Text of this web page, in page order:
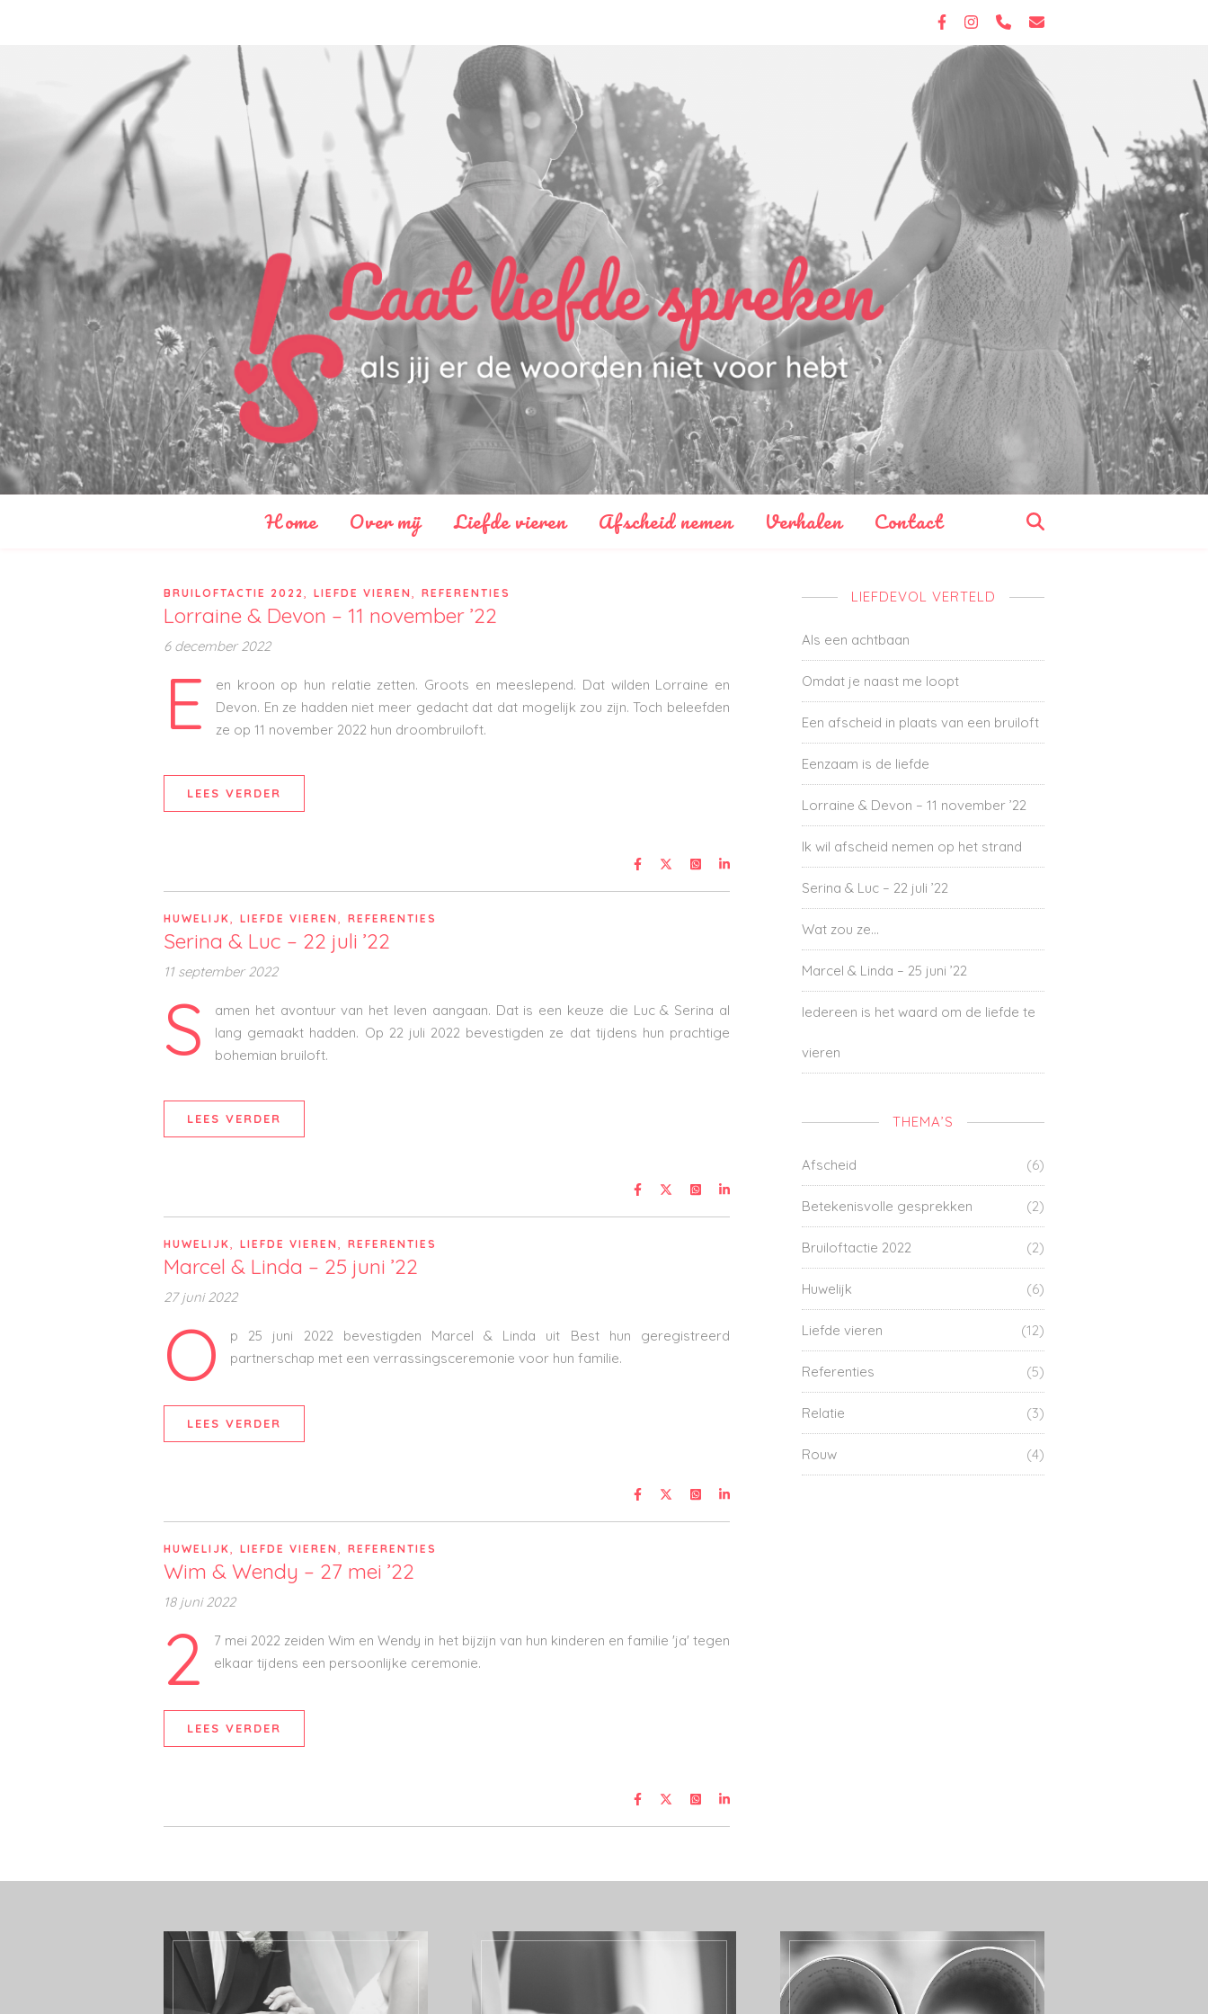
Home Over mij Liefde vieren Afscheid nemen Verhalen Contact
BRUILOFTACTIE 2022 , LIEFDE VIEREN , REFERENTIES
Lorraine & Devon – 11 november ’22
6 december 2022
E
en kroon op hun relatie zetten. Groots en meeslepend. Dat wilden Lorraine en
Devon. En ze hadden niet meer gedacht dat dat mogelijk zou zijn. Toch beleefden
ze op 11 november 2022 hun droombruiloft.
LEES VERDER
HUWELIJK, LIEFDE VIEREN , REFERENTIES
Serina & Luc – 22 juli ’22
11 september 2022
S
amen het avontuur van het leven aangaan. Dat is een keuze die Luc & Serina al
lang gemaakt hadden. Op 22 juli 2022 bevestigden ze dat tijdens hun prachtige
bohemian bruiloft.
LEES VERDER
HUWELIJK, LIEFDE VIEREN , REFERENTIES
Marcel & Linda – 25 juni ’22
27 juni 2022
O
p 25 juni 2022 bevestigden Marcel & Linda uit Best hun geregistreerd
partnerschap met een verrassingsceremonie voor hun familie.
LEES VERDER
HUWELIJK, LIEFDE VIEREN , REFERENTIES
Wim & Wendy – 27 mei ’22
18 juni 2022
2
7 mei 2022 zeiden Wim en Wendy in het bijzijn van hun kinderen en familie 'ja' tegen
elkaar tijdens een persoonlijke ceremonie.
LEES VERDER
LIEFDEVOL VERTELD
Als een achtbaan
Omdat je naast me loopt
Een afscheid in plaats van een bruiloft
Eenzaam is de liefde
Lorraine & Devon – 11 november ’22
Ik wil afscheid nemen op het strand
Serina & Luc – 22 juli ’22
Wat zou ze…
Marcel & Linda – 25 juni ’22
Iedereen is het waard om de liefde te
vieren
THEMA’S
Afscheid (6)
Betekenisvolle gesprekken (2)
Bruiloftactie 2022 (2)
Huwelijk (6)
Liefde vieren (12)
Referenties (5)
Relatie (3)
Rouw (4)